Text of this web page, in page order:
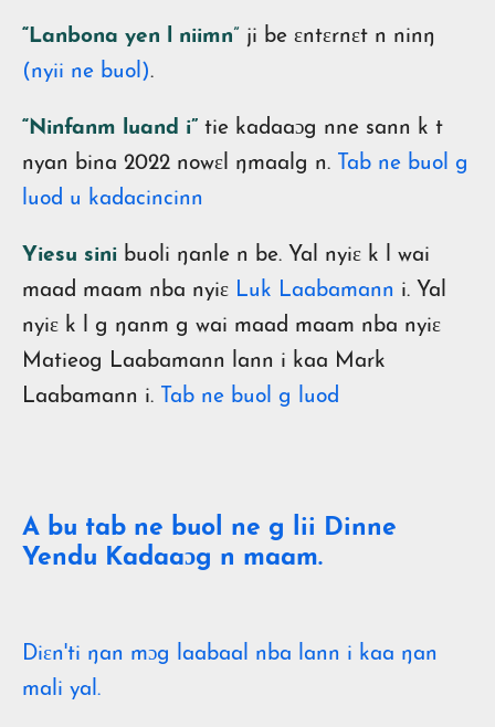
“Lanbona yen l niimn” ji be ɛntɛrnɛt n ninŋ
(nyii ne buol).
“Ninfanm luand i” tie kadaaɔg nne sann k t
nyan bina 2022 nowɛl ŋmaalg n. Tab ne buol g
luod u kadacincinn
Yiesu sini buoli ŋanle n be. Yal nyiɛ k l wai
maad maam nba nyiɛ Luk Laabamann i. Yal
nyiɛ k l g ŋanm g wai maad maam nba nyiɛ
Matieog Laabamann lann i kaa Mark
Laabamann i. Tab ne buol g luod
A bu tab ne buol ne g lii Dinne
Yendu Kadaaɔg n maam.
Diɛn'ti ŋan mɔg laabaal nba lann i kaa ŋan
mali yal.